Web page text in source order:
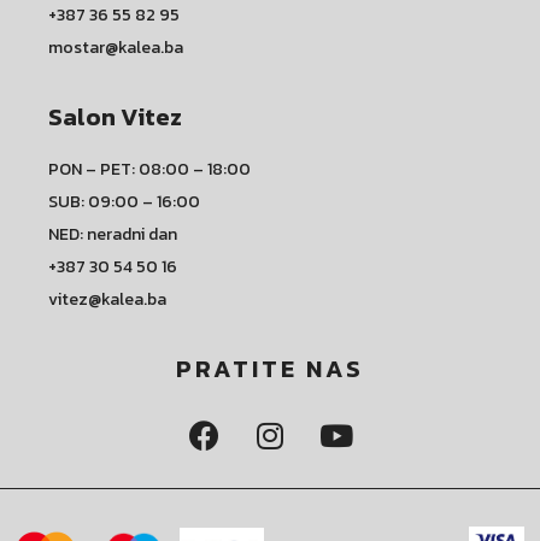
+387 36 55 82 95
mostar@kalea.ba
Salon Vitez
PON – PET: 08:00 – 18:00
SUB: 09:00 – 16:00
NED: neradni dan
+387 30 54 50 16
vitez@kalea.ba
PRATITE NAS